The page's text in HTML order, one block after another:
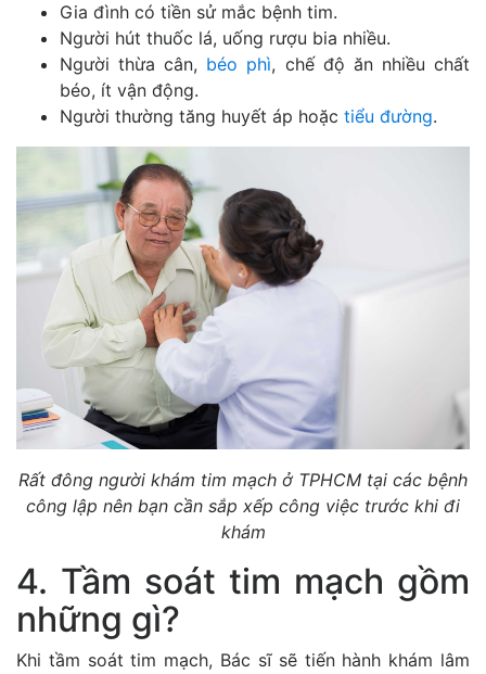
Gia đình có tiền sử mắc bệnh tim.
Người hút thuốc lá, uống rượu bia nhiều.
Người thừa cân, béo phì, chế độ ăn nhiều chất
béo, ít vận động.
Người thường tăng huyết áp hoặc tiểu đường.
Rất đông người khám tim mạch ở TPHCM tại các bệnh
công lập nên bạn cần sắp xếp công việc trước khi đi
khám
4. Tầm soát tim mạch gồm
những gì?
Khi tầm soát tim mạch, Bác sĩ sẽ tiến hành khám lâm